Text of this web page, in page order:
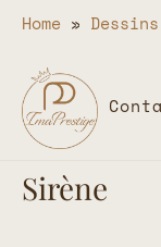
Home »
Sirène